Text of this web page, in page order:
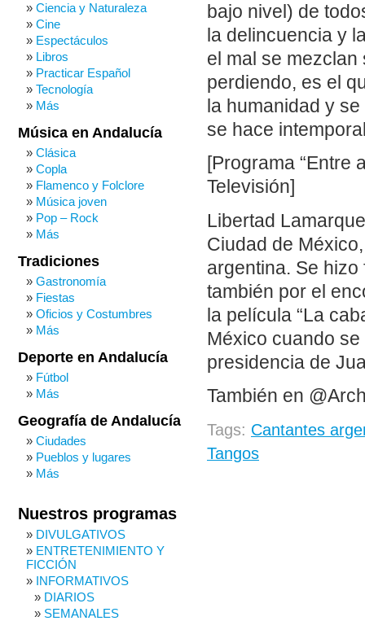
bajo nivel) de
la delincuencia y
el mal se
perdiendo, es el
la humanidad y
se hace
[Programa “Entre
Televisión]
Libertad
Ciudad de
argentina. Se
también por el
la película “La
México cuando
presidencia de
También en
Tags: Cantantes
Tangos
Ciencia y Naturaleza
Cine
Espectáculos
Libros
Practicar Español
Tecnología
Más
Música en Andalucía
Clásica
Copla
Flamenco y Folclore
Música joven
Pop – Rock
Más
Tradiciones
Gastronomía
Fiestas
Oficios y Costumbres
Más
Deporte en Andalucía
Fútbol
Más
Geografía de Andalucía
Ciudades
Pueblos y lugares
Más
Nuestros programas
DIVULGATIVOS
ENTRETENIMIENTO Y
FICCIÓN
INFORMATIVOS
DIARIOS
SEMANALES